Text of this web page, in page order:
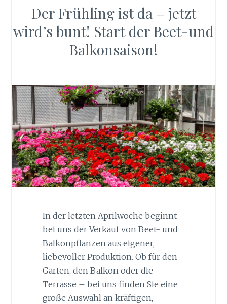
Der Frühling ist da – jetzt
wird’s bunt! Start der Beet-und
Balkonsaison!
In der letzten Aprilwoche beginnt
bei uns der Verkauf von Beet- und
Balkonpflanzen aus eigener,
liebevoller Produktion. Ob für den
Garten, den Balkon oder die
Terrasse – bei uns finden Sie eine
große Auswahl an kräftigen,